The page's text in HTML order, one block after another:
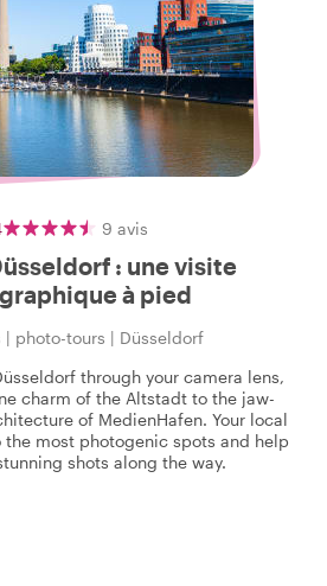
9 avis
: une visite
à pied
| photo-tours | Düsseldorf
through your camera lens,
charm of the Altstadt to the jaw-
of MedienHafen. Your local
most photogenic spots and help
shots along the way.